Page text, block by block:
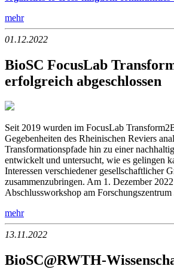
mehr
01.12.2022
BioSC FocusLab
erfolgreich abgeschlossen
Seit 2019 wurden im FocusLab
Gegebenheiten des Rheinischen Reviers
Transformationspfade hin zu einer
entwickelt und untersucht, wie es gelingen
Interessen verschiedener gesellschaftlicher
zusammenzubringen. Am 1. Dezember
Abschlussworkshop am Forschungszentrum
mehr
13.11.2022
BioSC@RWTH-